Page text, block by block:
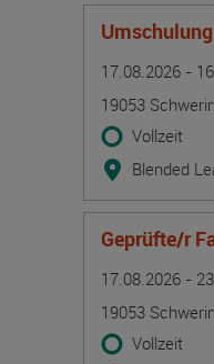
17.08.2026 -
19053 Schwerin
Vollzeit
Blended
Geprüfte/r
17.08.2026 -
19053 Schwerin
Vollzeit